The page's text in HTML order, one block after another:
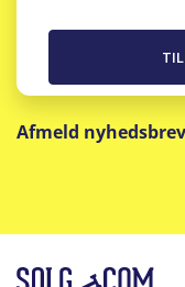
Afmeld nyhedsbrev